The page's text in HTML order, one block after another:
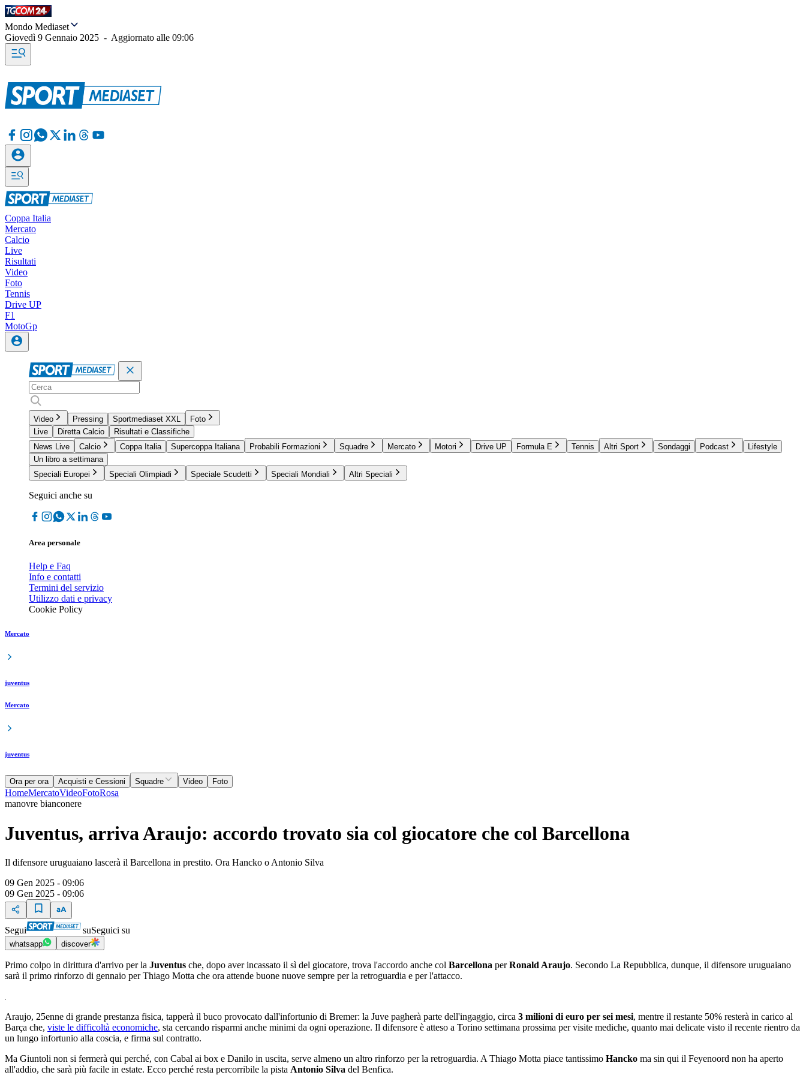
Mondo Mediaset
Giovedì 9 Gennaio 2025 - Aggiornato alle 09:06
Coppa Italia
Mercato
Calcio
Live
Risultati
Video
Foto
Tennis
Drive UP
F1
MotoGp
Video Pressing Sportmediaset XXL
Foto
Live
Diretta Calcio
Risultati e Classifiche
News Live
Calcio Coppa Italia Supercoppa Italiana Probabili Formazioni Squadre Mercato Motori Drive UP Formula E Tennis Altri Sport Sondaggi Podcast
Lifestyle
Un libro a settimana
Speciali Europei
Speciali Olimpiadi Speciale Scudetti Speciali Mondiali Altri Speciali
Seguici anche su
Area personale
Help e Faq
Info e contatti
Termini del servizio
Utilizzo dati e privacy
Cookie Policy
Mercato
juventus
Mercato
juventus
Ora per ora Acquisti e Cessioni Squadre Video Foto
HomeMercatoVideoFotoRosa
manovre bianconere
Juventus, arriva Araujo: accordo trovato sia col giocatore che col Barcellona
Il difensore uruguaiano lascerà il Barcellona in prestito. Ora Hancko o Antonio Silva
09 Gen 2025 - 09:06
09 Gen 2025 - 09:06
Segui suSeguici su
whatsapp discover
Primo colpo in dirittura d'arrivo per la Juventus che, dopo aver incassato il sì del giocatore, trova l'accordo anche col Barcellona perRonald Araujo. Secondo La Repubblica, dunque, il difensore uruguaiano
sarà il primo rinforzo di gennaio per Thiago Motta che ora attende buone nuove sempre per la retroguardia e per l'attacco.
Araujo, 25enne di grande prestanza fisica, tapperà il buco provocato dall'infortunio di Bremer: la Juve pagherà parte dell'ingaggio, circa 3 milioni di euro per sei mesi, mentre il restante 50% resterà in carico al
Barça che, viste le difficoltà economiche, sta cercando risparmi anche minimi da ogni operazione. Il difensore è atteso a Torino settimana prossima per visite mediche, quanto mai delicate visto il recente rientro da
un lungo infortunio alla coscia, e firma sul contratto.
Ma Giuntoli non si fermerà qui perché, con Cabal ai box e Danilo in uscita, serve almeno un altro rinforzo per la retroguardia. A Thiago Motta piace tantissimo Hancko ma sin qui il Feyenoord non ha aperto
all'addio, che sarà più facile in estate. Ecco perché resta percorribile la pista Antonio Silva del Benfica.